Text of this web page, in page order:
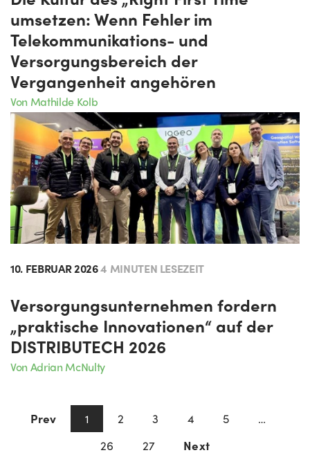
umsetzen: Wenn Fehler im
Telekommunikations- und
Versorgungsbereich der
Vergangenheit angehören
Von Mathilde Kolb
10. FEBRUAR 20264 MINUTEN LESEZEIT
Versorgungsunternehmen fordern
„praktische Innovationen“ auf der
DISTRIBUTECH 2026
Von Adrian McNulty
Prev 1 2 3 4 5 …
26 27 Next